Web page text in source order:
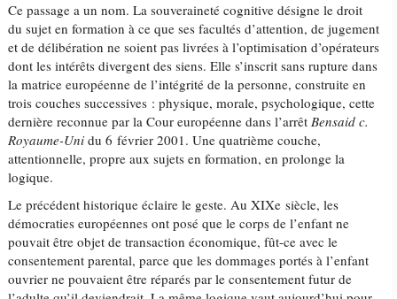
Ce passage a un nom. La souveraineté cognitive désigne le droit
du sujet en formation à ce que ses facultés d’attention, de jugement
et de délibération ne soient pas livrées à l’optimisation d’opérateurs
dont les intérêts divergent des siens. Elle s’inscrit sans rupture dans
la matrice européenne de l’intégrité de la personne, construite en
trois couches successives : physique, morale, psychologique, cette
dernière reconnue par la Cour européenne dans l’arrêtBensaid c.
Royaume-Uni du 6 février 2001. Une quatrième couche,
attentionnelle, propre aux sujets en formation, en prolonge la
logique.
Le précédent historique éclaire le geste. Au XIXe siècle, les
démocraties européennes ont posé que le corps de l’enfant ne
pouvait être objet de transaction économique, fût-ce avec le
consentement parental, parce que les dommages portés à l’enfant
ouvrier ne pouvaient être réparés par le consentement futur de